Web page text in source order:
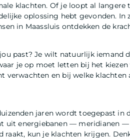
klachten. Of je loopt al
oplossing hebt gevonden. In
in Maassluis ontdekken de
past? Je wilt natuurlijk iemand
je op moet letten bij het
verwachten en bij welke
jaren wordt toegepast in
uit energiebanen — meridianen
kun je klachten krijgen.